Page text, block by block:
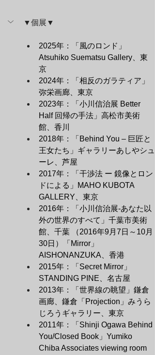
▼個展▼
2025年：「風のロンド」
Atsuhiko Suematsu Gallery、東
京
2024年：「相反のガラティア」
弥栄画廊、東京
2023年：「小川信治展 Better
Half 回帰の手法」高松市美術
館、香川
2018年：「Behind You – 巨匠と
王女たち」ギャラリーあしやシュ
ーレ、芦屋
2017年：「干渉法 ー 鏡像とロン
ドによる」MAHO KUBOTA
GALLERY、東京
2016年：「小川信治展-あなた以
外の世界のすべて」千葉市美術
館、千葉 （2016年9月7日～10月
30日）「Mirror」
AISHONANZUKA、香港
2015年：「Secret Mirror」
STANDING PINE、名古屋
2013年：「世界線の眺望」鎌倉
画廊、鎌倉「Projection」みうら
じろうギャラリー、東京
2011年：「Shinji Ogawa Behind
You/Closed Book」Yumiko
Chiba Associates viewing room